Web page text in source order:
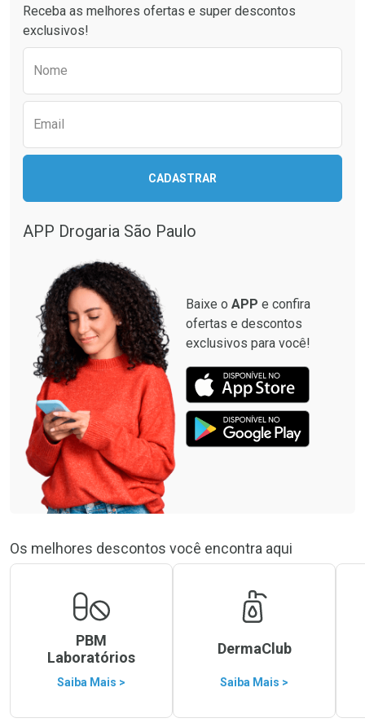
Comprar sem Desconto
Comprar sem Desconto
Comprar sem Desconto
Comprar sem Desconto
Receba as melhores ofertas e super descontos
exclusivos!
Nome
Email
CADASTRAR
APP Drogaria São Paulo
Baixe o APP e confira
ofertas e descontos
exclusivos para você!
Os melhores descontos você encontra aqui
PBM
Laboratórios
Saiba Mais >
DermaClub
Saiba Mais >